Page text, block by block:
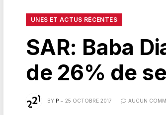
UNES ET ACTUS RÉCENTES
SAR: Baba
de 26% de
BY P 25 OCTOBRE 2017 AUCUN